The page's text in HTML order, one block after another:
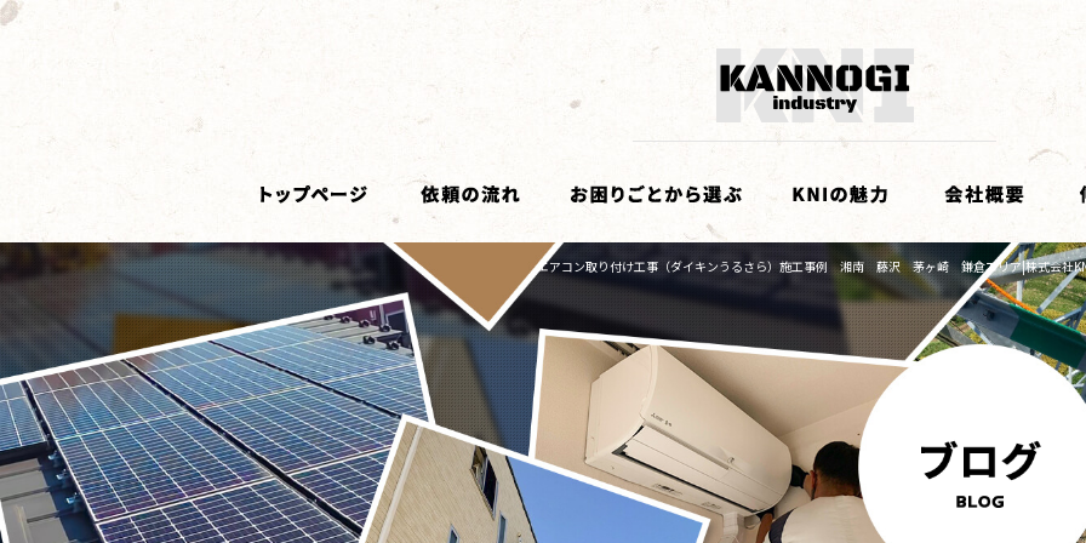
エアコン取り付け工事（ダイキンうるさら）施工事例 湘南 藤沢 茅ヶ崎 鎌倉エリア|株式会社